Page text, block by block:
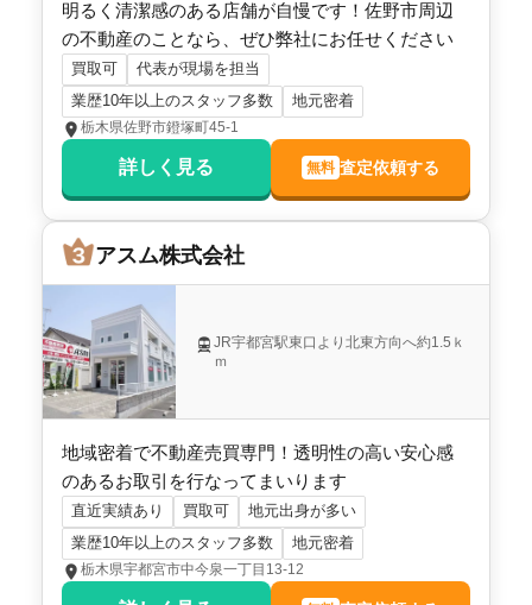
明るく清潔感のある店舗が自慢です！佐野市周辺
の不動産のことなら、ぜひ弊社にお任せください
買取可
代表が現場を担当
業歴10年以上のスタッフ多数
地元密着
栃木県佐野市鐙塚町45-1
詳しく見る 無料 査定依頼する
アスム株式会社
JR宇都宮駅東口より北東方向へ約1.5ｋ
ｍ
地域密着で不動産売買専門！透明性の高い安心感
のあるお取引を行なってまいります
直近実績あり 買取可
地元出身が多い
業歴10年以上のスタッフ多数
地元密着
栃木県宇都宮市中今泉一丁目13-12